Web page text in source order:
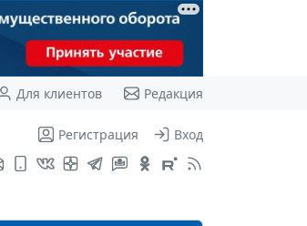
Для клиентов Редакция
Регистрация Вход